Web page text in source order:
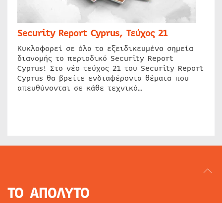
Security Report Cyprus, Τεύχος 21
Κυκλοφορεί σε όλα τα εξειδικευμένα σημεία
διανομής το περιοδικό Security Report
Cyprus! Στο νέο τεύχος 21 του Security Report
Cyprus θα βρείτε ενδιαφέροντα θέματα που
απευθύνονται σε κάθε τεχνικό…
ΤΟ ΑΠΟΛΥΤΟ